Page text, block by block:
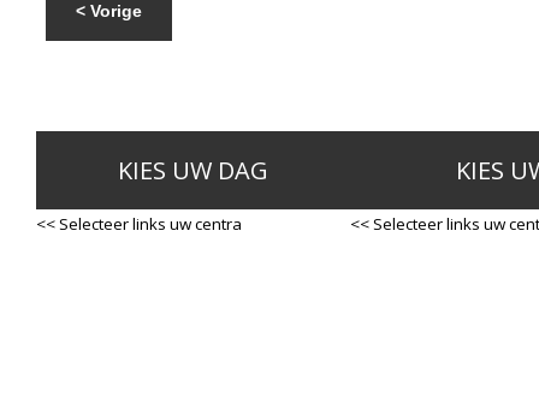
< Vorige
KIES UW DAG
<< Selecteer links uw centra
KIES
<< Selecteer links uw